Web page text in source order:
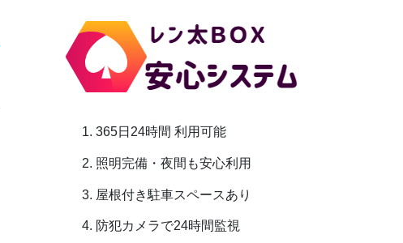
365日24時間 利用可能
照明完備・夜間も安心利用
屋根付き駐車スペースあり
防犯カメラで24時間監視